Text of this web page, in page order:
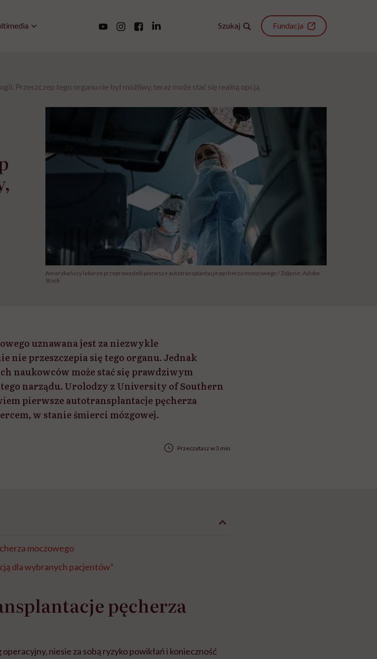
Szukaj Fundacja
Przeszczep tego organu nie był możliwy, teraz może stać się realną opcją
Amerykańscy lekarze przeprowadzili pierwsze autotransplantacje pęcherza moczowego / Zdjęcie: Adobe
Stock
uznawana jest za niezwykle
nie przeszczepia się tego organu. Jednak
naukowców może stać się prawdziwym
narządu. Urolodzy z University of Southern
pierwsze autotransplantacje pęcherza
w stanie śmierci mózgowej.
Przeczytasz w 3 min
moczowego
dla wybranych pacjentów”
pęcherza
niesie za sobą ryzyko powikłań i konieczność